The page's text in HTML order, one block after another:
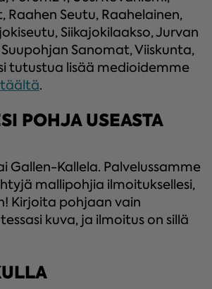
Seutu, Raahelainen,
Siikajokilaakso, Jurvan
Sanomat, Viiskunta,
tutustua lisää medioidemme
täältä.
POHJA USEASTA
Gallen-Kallela. Palvelussamme
mallipohjia ilmoituksellesi,
Kirjoita pohjaan vain
kuva, ja ilmoitus on sillä